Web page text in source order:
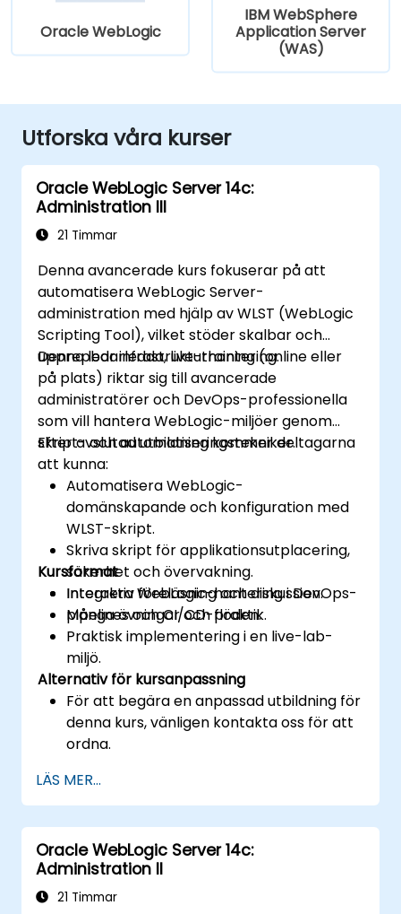
Oracle WebLogic
IBM WebSphere
Application Server
(WAS)
Utforska våra kurser
Oracle WebLogic Server 14c:
Administration III
21 Timmar
Denna avancerade kurs fokuserar på att
automatisera WebLogic Server-
administration med hjälp av WLST (WebLogic
Scripting Tool), vilket stöder skalbar och
upprepbar infrastrukturhantering.
Denna ledarledda, live-training (online eller
på plats) riktar sig till avancerade
administratörer och DevOps-professionella
som vill hantera WebLogic-miljöer genom
skript- och automatiseringstekniker.
Efter avslutad utbildning kommer deltagarna
att kunna:
Automatisera WebLogic-
domänskapande och konfiguration med
WLST-skript.
Skriva skript för applikationsutplacering,
säkerhet och övervakning.
Integrera WebLogic-hantering i DevOps-
pipelines och CI/CD-flöden.
Kursformat
Interaktiv föreläsning och diskussion.
Många övningar och praktik.
Praktisk implementering i en live-lab-
miljö.
Alternativ för kursanpassning
För att begära en anpassad utbildning för
denna kurs, vänligen kontakta oss för att
ordna.
LÄS MER...
Oracle WebLogic Server 14c:
Administration II
21 Timmar